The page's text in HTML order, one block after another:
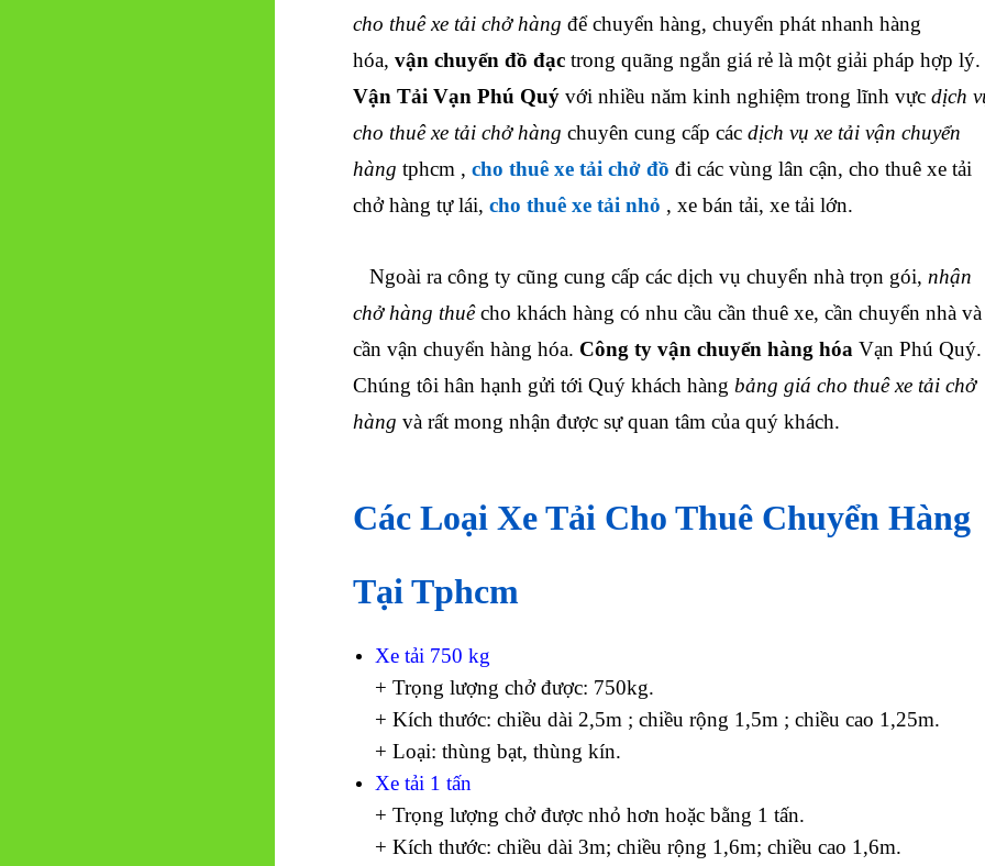
cho thuê xe tải chở hàng để chuyển hàng, chuyển phát nhanh hàng
hóa, vận chuyển đồ đạc trong quãng ngắn giá rẻ là một giải pháp hợp lý.
Vận Tải Vạn Phú Quý với nhiều năm kinh nghiệm trong lĩnh vực dịch
cho thuê xe tải chở hàng chuyên cung cấp các dịch vụ xe tải vận chuyển
hàng tphcm , cho thuê xe tải chở đồ đi các vùng lân cận, cho thuê xe tải
chở hàng tự lái, cho thuê xe tải nhỏ , xe bán tải, xe tải lớn.
Ngoài ra công ty cũng cung cấp các dịch vụ chuyển nhà trọn gói, nhận
chở hàng thuêcho khách hàng có nhu cầu cần thuê xe, cần chuyển nhà và
cần vận chuyển hàng hóa. Công ty vận chuyển hàng hóa Vạn Phú Quý.
Chúng tôi hân hạnh gửi tới Quý khách hàng bảng giá cho thuê xe tải chở
hàng và rất mong nhận được sự quan tâm của quý khách.
Các Loại Xe Tải Cho Thuê Chuyển Hàng
Tại Tphcm
Xe tải 750 kg
+ Trọng lượng chở được: 750kg.
+ Kích thước: chiều dài 2,5m ; chiều rộng 1,5m ; chiều cao 1,25m.
+ Loại: thùng bạt, thùng kín.
Xe tải 1 tấn
+ Trọng lượng chở được nhỏ hơn hoặc bằng 1 tấn.
+ Kích thước: chiều dài 3m; chiều rộng 1,6m; chiều cao 1,6m.